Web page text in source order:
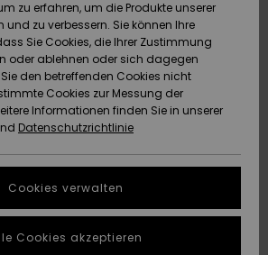
Snow
Brandneu
Highlights
Snow
Brandneu
Highlights
Community
Quiksilver
Freedom
Datenschutz
Starten Sie eine
Unterhaltung,
schnellste
zu erfahren, um die Produkte unserer
und zu verbessern. Sie können Ihre
Sie Cookies, die Ihrer Zustimmung
oder ablehnen oder sich dagegen
den betreffenden Cookies nicht
Cookies zur Messung der
Informationen finden Sie in unserer
Datenschutzrichtlinie
Cookies verwalten
Cookies akzeptieren